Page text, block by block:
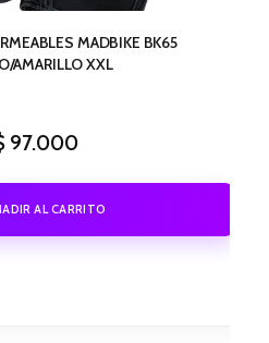
MADBIKE BK65
AMARILLO XXL
97.000
AL CARRITO